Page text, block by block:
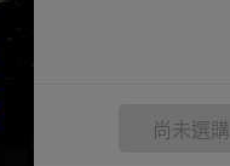
尚未選購